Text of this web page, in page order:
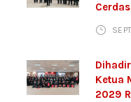
Ketua
2029